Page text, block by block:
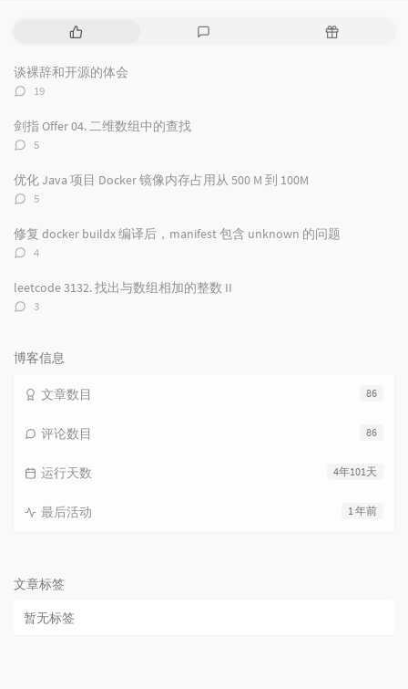
热
文
章
随
谈裸辞和开源的体会
评
数：
19
剑指 Offer 04. 二维数组中的查找
评
数：
5
优化 Java 项目 Docker 镜像内存占用从 500 M 到 100M
评
数：
5
修复 docker buildx 编译后，manifest 包含 unknown 的问题
评
数：
4
leetcode 3132. 找出与数组相加的整数 II
评
3
博客信息
86
文章数目
86
评论数目
4年101天
运行天数
1 年前
最后活动
文章标签
暂无标签